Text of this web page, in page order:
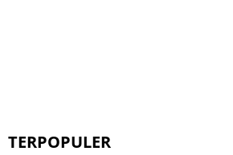
TERPOPULER